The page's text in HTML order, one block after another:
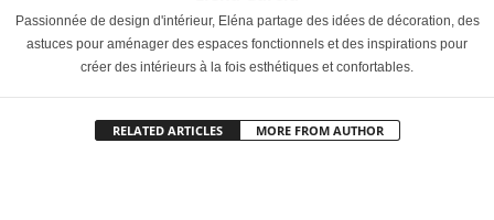
Passionnée de design d'intérieur, Eléna partage des idées de décoration, des
astuces pour aménager des espaces fonctionnels et des inspirations pour
créer des intérieurs à la fois esthétiques et confortables.
RELATED ARTICLES MORE FROM AUTHOR